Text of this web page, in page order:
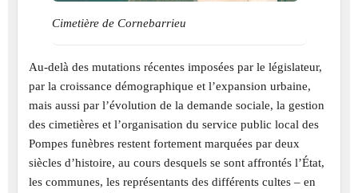
Cimetière de Cornebarrieu
Au-delà des mutations récentes imposées par le législateur,
par la croissance démographique et l’expansion urbaine,
mais aussi par l’évolution de la demande sociale, la gestion
des cimetières et l’organisation du service public local des
Pompes funèbres restent fortement marquées par deux
siècles d’histoire, au cours desquels se sont affrontés l’État,
les communes, les représentants des différents cultes – en